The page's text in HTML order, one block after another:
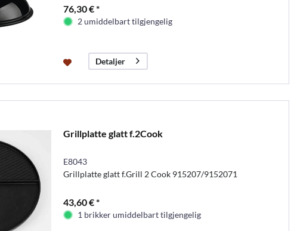
76,30 € *
2 umiddelbart tilgjengelig
Detaljer
Grillplatte glatt f.2Cook
E8043
Grillplatte glatt f.Grill 2 Cook 915207/9152071
43,60 € *
1 brikker umiddelbart tilgjengelig